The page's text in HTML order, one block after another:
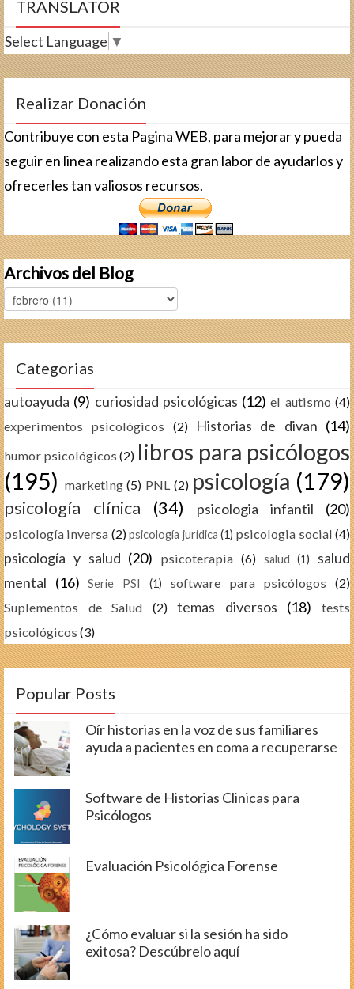
TRANSLATOR
Select Language ▼
Realizar Donación
Contribuye con esta Pagina WEB, para mejorar y pueda
seguir en linea realizando esta gran labor de ayudarlos y
ofrecerles tan valiosos recursos.
Archivos del Blog
Categorias
autoayuda (9) curiosidad psicológicas (12) el autismo (4)
experimentos psicológicos
(2) Historias de divan (14)
humor psicológicos (2) libros para psicólogos
(195) marketing (5) PNL (2) psicología (179)
psicología clínica (34) psicologia infantil (20)
psicología inversa (2)psicología juridica (1) psicologia social (4)
psicología y salud (20) psicoterapia (6) salud (1)
salud
mental (16) Serie PSI (1) software para psicólogos
(2)
Suplementos de Salud
(2) temas diversos (18)
tests
psicológicos (3)
Popular Posts
Oír historias en la voz de sus familiares
ayuda a pacientes en coma a recuperarse
Software de Historias Clinicas para
Psicólogos
Evaluación Psicológica Forense
¿Cómo evaluar si la sesión ha sido
exitosa? Descúbrelo aquí